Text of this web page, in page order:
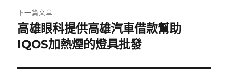
章:
下一篇文章
下
一
文
高雄眼科提供高雄汽車借款幫助
IQOS加熱煙的燈具批發